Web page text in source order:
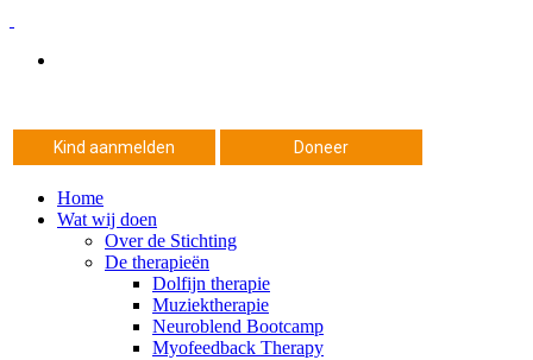
Kind aanmelden Doneer
Home
Wat wij doen
Over de Stichting
De therapieën
Dolfijn therapie
Muziektherapie
Neuroblend Bootcamp
Myofeedback Therapy